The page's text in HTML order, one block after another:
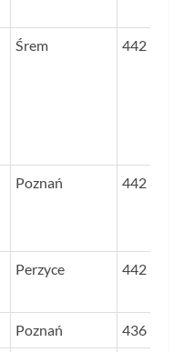
Śrem 442
Poznań 442
Perzyce 442
Poznań 436